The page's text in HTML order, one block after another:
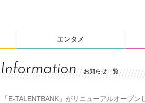
エンタメ
Information お知らせ一覧
「E-TALENTBANK」がリニューアルオープン